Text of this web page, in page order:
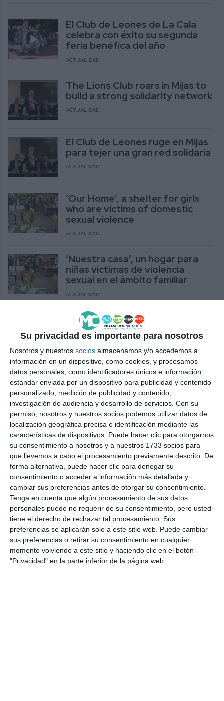
Su privacidad es importante para nosotros
Nosotros y nuestros socios almacenamos y/o accedemos a
información en un dispositivo, como cookies, y procesamos
datos personales, como identificadores únicos e información
estándar enviada por un dispositivo para publicidad y contenido
personalizado, medición de publicidad y contenido,
investigación de audiencia y desarrollo de servicios. Con su
permiso, nosotros y nuestros socios podemos utilizar datos de
localización geográfica precisa e identificación mediante las
características de dispositivos. Puede hacer clic para otorgarnos
su consentimiento a nosotros y a nuestros 1733 socios para
que llevemos a cabo el procesamiento previamente descrito. De
forma alternativa, puede hacer clic para denegar su
consentimiento o acceder a información más detallada y
cambiar sus preferencias antes de otorgar su consentimiento.
Tenga en cuenta que algún procesamiento de sus datos
personales puede no requerir de su consentimiento, pero usted
tiene el derecho de rechazar tal procesamiento. Sus
preferencias se aplicarán solo a este sitio web. Puede cambiar
sus preferencias o retirar su consentimiento en cualquier
momento volviendo a este sitio y haciendo clic en el botón
"Privacidad" en la parte inferior de la página web.
El Club de Leones de La Cala
celebra con éxito su segunda
feria benéfica del año
ACTUALIDAD
The Lions Club roars in Mijas to
build a strong solidarity network
ACTUALIDAD
El Club de Leones ruge en Mijas
para tejer una gran red solidaria
ACTUALIDAD
‘Our Home’, a shelter for girls
who are victims of domestic
sexual violence
ACTUALIDAD
‘Nuestra casa’, un hogar para
niñas víctimas de violencia
sexual en el ámbito familiar
ACTUALIDAD
El Club de Leones de La Cala
vuelve a organizar su Carrera
de Camareros
ACTUALIDAD
El Club de Leones de La Cala
celebra un San Valentín solidario
y con memoria
ACTUALIDAD
El Club de Leones celebra este
domingo su Feria Benéfica por
San Valentín
ACTUALIDAD
The Lions Club organises its
Christmas party in La Cala
ACTUALIDAD
El Club de Leones celebra su